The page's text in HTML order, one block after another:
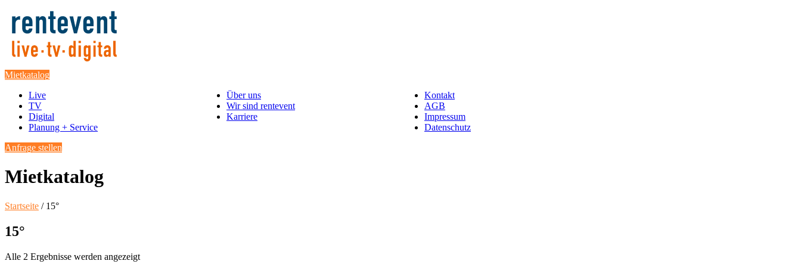
Mietkatalog
Live
TV
Digital
Planung + Service
Über uns
Wir sind rentevent
Karriere
Kontakt
AGB
Impressum
Datenschutz
Anfrage stellen
Mietkatalog
Startseite / 15°
15°
Alle 2 Ergebnisse werden angezeigt